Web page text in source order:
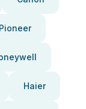
Pioneer
Haier